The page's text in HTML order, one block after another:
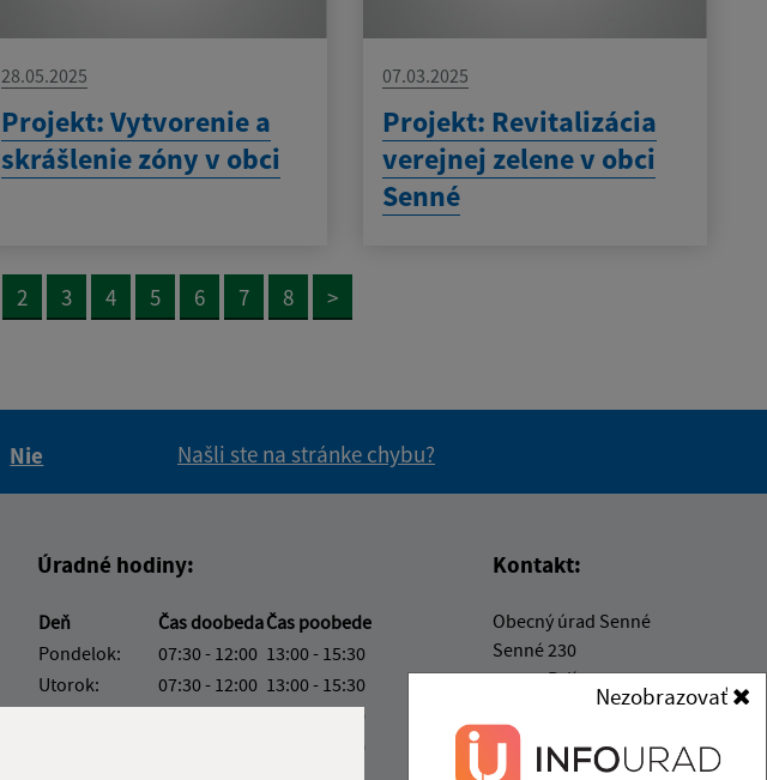
Nezobrazovať
28.05.2025
Projekt: Vytvorenie a
skrášlenie zóny v obci
07.03.2025
Projekt: Revitalizácia
verejnej zelene v obci
Senné
2 3 4 5 6 7 8 >
Nie
Našli ste na stránke chybu?
Úradné hodiny:
Deň Čas doobedaČas poobede
Pondelok:
07:30 - 12:00 13:00 - 15:30
Utorok:
07:30 - 12:00 13:00 - 15:30
13:00 - 15:30
13:00 - 15:30
Kontakt:
Obecný úrad Senné
Senné 230
072 13 Palín
info@obecsenne.sk
+421 12 345 67 89